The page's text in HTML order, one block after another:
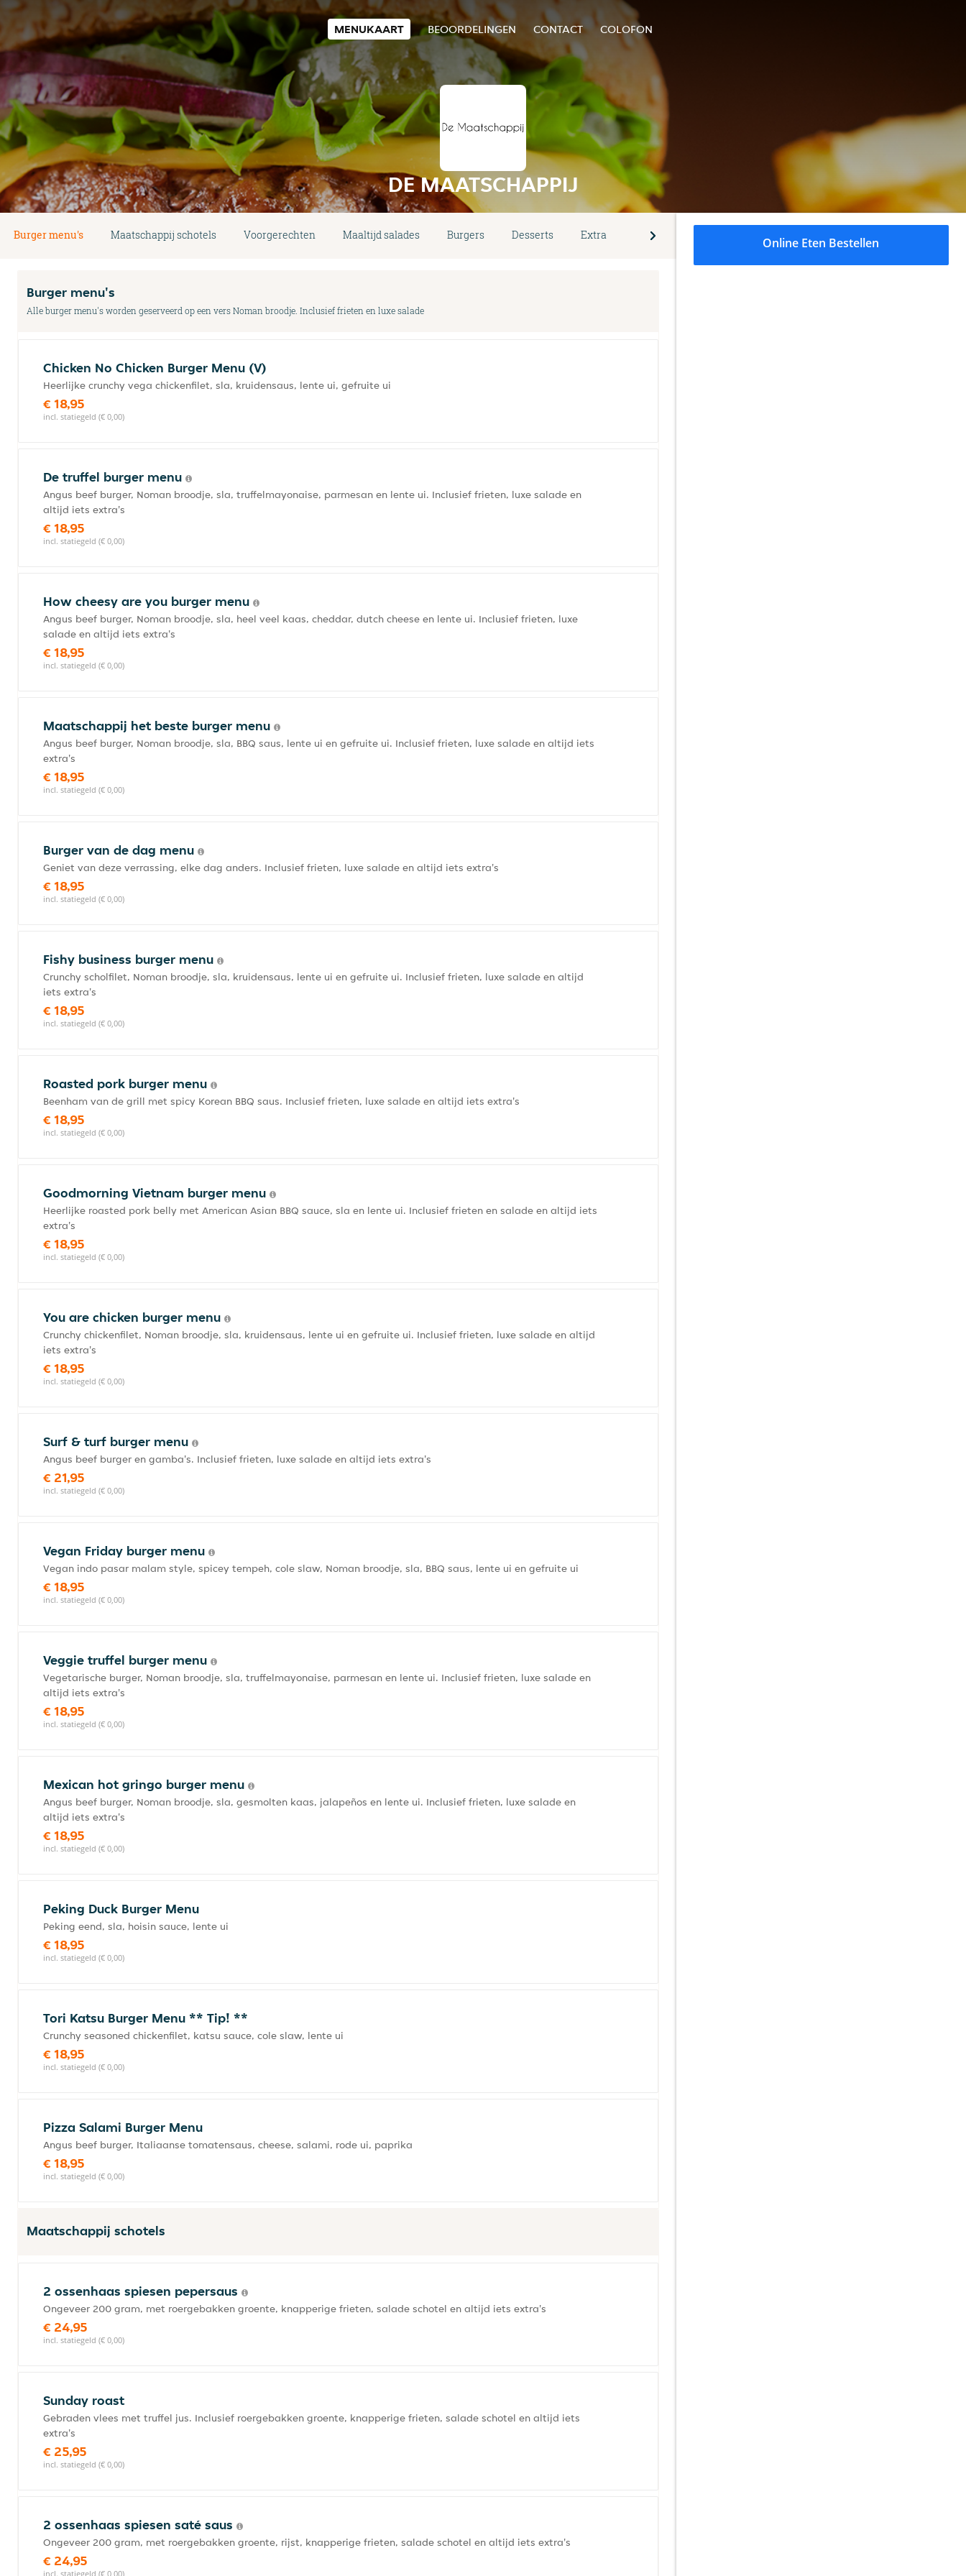
MENUKAART BEOORDELINGEN CONTACT COLOFON
DE MAATSCHAPPIJ
Burger menu's Maatschappij schotels Voorgerechten Maaltijd salades Burgers Desserts Extra Drinken
Burger menu's
Alle burger menu's worden geserveerd op een vers Noman broodje. Inclusief frieten en luxe salade
Chicken No Chicken Burger Menu (V)
Heerlijke crunchy vega chickenfilet, sla, kruidensaus, lente ui, gefruite ui
€ 18,95
incl. statiegeld (€ 0,00)
De truffel burger menu
Angus beef burger, Noman broodje, sla, truffelmayonaise, parmesan en lente ui. Inclusief frieten, luxe salade en
altijd iets extra's
€ 18,95
incl. statiegeld (€ 0,00)
How cheesy are you burger menu
Angus beef burger, Noman broodje, sla, heel veel kaas, cheddar, dutch cheese en lente ui. Inclusief frieten, luxe
salade en altijd iets extra's
€ 18,95
incl. statiegeld (€ 0,00)
Maatschappij het beste burger menu
Angus beef burger, Noman broodje, sla, BBQ saus, lente ui en gefruite ui. Inclusief frieten, luxe salade en altijd iets
extra's
€ 18,95
incl. statiegeld (€ 0,00)
Burger van de dag menu
Geniet van deze verrassing, elke dag anders. Inclusief frieten, luxe salade en altijd iets extra's
€ 18,95
incl. statiegeld (€ 0,00)
Fishy business burger menu
Crunchy scholfilet, Noman broodje, sla, kruidensaus, lente ui en gefruite ui. Inclusief frieten, luxe salade en altijd
iets extra's
€ 18,95
incl. statiegeld (€ 0,00)
Roasted pork burger menu
Beenham van de grill met spicy Korean BBQ saus. Inclusief frieten, luxe salade en altijd iets extra's
€ 18,95
incl. statiegeld (€ 0,00)
Goodmorning Vietnam burger menu
Heerlijke roasted pork belly met American Asian BBQ sauce, sla en lente ui. Inclusief frieten en salade en altijd iets
extra's
€ 18,95
incl. statiegeld (€ 0,00)
You are chicken burger menu
Crunchy chickenfilet, Noman broodje, sla, kruidensaus, lente ui en gefruite ui. Inclusief frieten, luxe salade en altijd
iets extra's
€ 18,95
incl. statiegeld (€ 0,00)
Surf & turf burger menu
Angus beef burger en gamba's. Inclusief frieten, luxe salade en altijd iets extra's
€ 21,95
incl. statiegeld (€ 0,00)
Vegan Friday burger menu
Vegan indo pasar malam style, spicey tempeh, cole slaw, Noman broodje, sla, BBQ saus, lente ui en gefruite ui
€ 18,95
incl. statiegeld (€ 0,00)
Veggie truffel burger menu
Vegetarische burger, Noman broodje, sla, truffelmayonaise, parmesan en lente ui. Inclusief frieten, luxe salade en
altijd iets extra's
€ 18,95
incl. statiegeld (€ 0,00)
Mexican hot gringo burger menu
Angus beef burger, Noman broodje, sla, gesmolten kaas, jalapeños en lente ui. Inclusief frieten, luxe salade en
altijd iets extra's
€ 18,95
incl. statiegeld (€ 0,00)
Peking Duck Burger Menu
Peking eend, sla, hoisin sauce, lente ui
€ 18,95
incl. statiegeld (€ 0,00)
Tori Katsu Burger Menu ** Tip! **
Crunchy seasoned chickenfilet, katsu sauce, cole slaw, lente ui
€ 18,95
incl. statiegeld (€ 0,00)
Pizza Salami Burger Menu
Angus beef burger, Italiaanse tomatensaus, cheese, salami, rode ui, paprika
€ 18,95
incl. statiegeld (€ 0,00)
Maatschappij schotels
2 ossenhaas spiesen pepersaus
Ongeveer 200 gram, met roergebakken groente, knapperige frieten, salade schotel en altijd iets extra's
€ 24,95
incl. statiegeld (€ 0,00)
Sunday roast
Gebraden vlees met truffel jus. Inclusief roergebakken groente, knapperige frieten, salade schotel en altijd iets
extra's
€ 25,95
incl. statiegeld (€ 0,00)
2 ossenhaas spiesen saté saus
Ongeveer 200 gram, met roergebakken groente, rijst, knapperige frieten, salade schotel en altijd iets extra's
€ 24,95
incl. statiegeld (€ 0,00)
Online Eten Bestellen